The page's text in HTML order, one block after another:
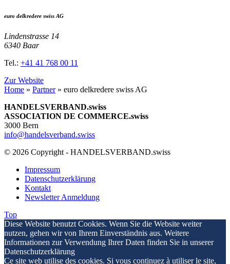
euro delkredere swiss AG
Lindenstrasse 14
6340 Baar
Tel.: +41 41 768 00 11
Zur Website
Home » Partner» euro delkredere swiss AG
HANDELSVERBAND.swiss
ASSOCIATION DE COMMERCE.swiss
3000 Bern
info@handelsverband.swiss
© 2026 Copyright - HANDELSVERBAND.swiss
Impressum
Datenschutzerklärung
Kontakt
Newsletter Anmeldung
Top
Diese Website benutzt Cookies. Wenn Sie die Website weiter
nutzen, gehen wir von Ihrem Einverständnis aus. Weitere
Informationen zur Verwendung Ihrer Daten finden Sie in unserer
Datenschutzerklärung
Ce site web utilise des cookies. Si vous continuez à utiliser le site,